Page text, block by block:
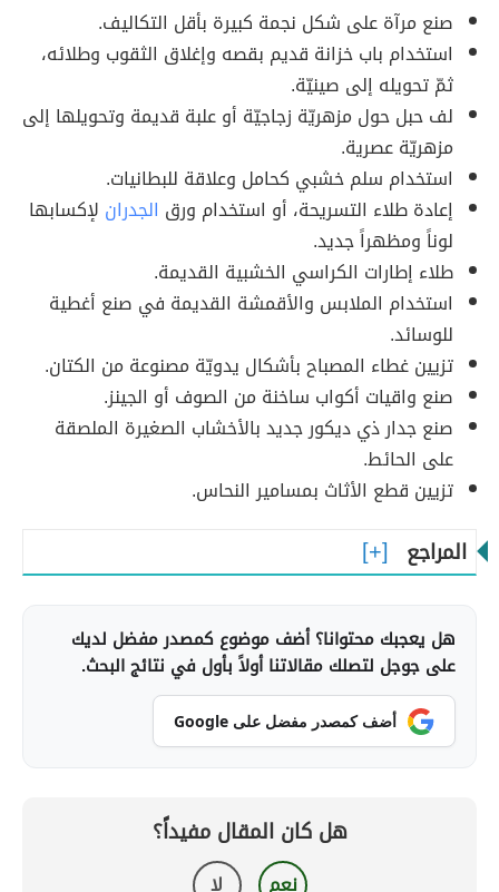
صنع مرآة على شكل نجمة كبيرة بأقل التكاليف.
استخدام باب خزانة قديم بقصه وإغلاق الثقوب وطلائه،
ثمّ تحويله إلى صينيّة.
لف حبل حول مزهريّة زجاجيّة أو علبة قديمة وتحويلها إلى
مزهريّة عصرية.
استخدام سلم خشبي كحامل وعلاقة للبطانيات.
إعادة طلاء التسريحة، أو استخدام ورق الجدران لإكسابها
لوناً ومظهراً جديد.
طلاء إطارات الكراسي الخشبية القديمة.
استخدام الملابس والأقمشة القديمة في صنع أغطية
للوسائد.
تزيين غطاء المصباح بأشكال يدويّة مصنوعة من الكتان.
صنع واقيات أكواب ساخنة من الصوف أو الجينز.
صنع جدار ذي ديكور جديد بالأخشاب الصغيرة الملصقة
على الحائط.
تزيين قطع الأثاث بمسامير النحاس.
المراجع
هل يعجبك محتوانا؟ أضف موضوع كمصدر مفضل لديك
على جوجل لتصلك مقالاتنا أولاً بأول في نتائج البحث.
أضف كمصدر مفضل على Google
هل كان المقال مفيداً؟
نعم لا